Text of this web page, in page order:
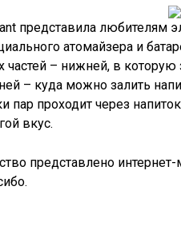
представила любителям
атомайзера и
частей – нижней, в
– куда можно залить
пар проходит через
вкус.
представлено